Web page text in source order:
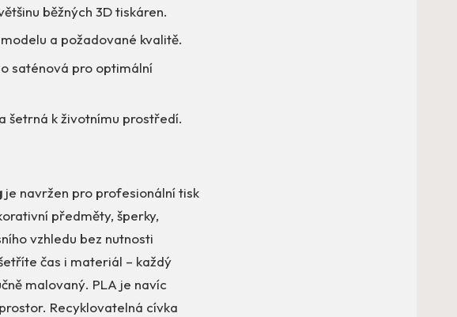
běžných 3D tiskáren.
a požadované kvalitě.
saténová pro optimální
šetrná k životnímu prostředí.
je navržen pro profesionální tisk
předměty, šperky,
vzhledu bez nutnosti
čas i materiál – každý
malovaný. PLA je navíc
Recyklovatelná cívka